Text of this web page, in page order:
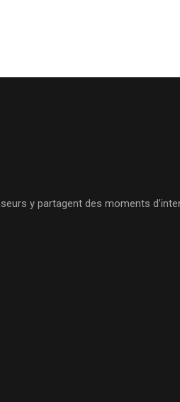
y partagent des moments